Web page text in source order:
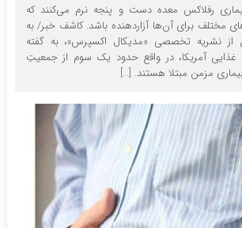
بیماری رفلاکس معده دست و پنجه نرم می‌کنند که
مختلف برای آن‌ها آزاردهنده باشد. کاشف خبر/ به
از نشریه تخصصی «مدیکال اکسپرس»، به گفته
غذایی آمریکا، در واقع حدود یک سوم از جمعیتِ
مزمن مبتلا هستند. […]